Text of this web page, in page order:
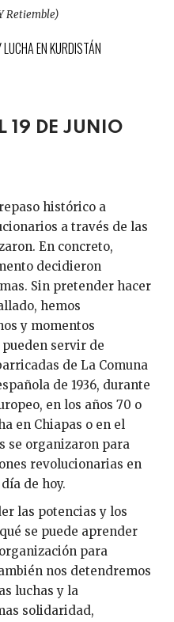
Retiemble)
EN KURDISTÁN
19 DE JUNIO
histórico a
a través de las
En concreto,
decidieron
Sin pretender hacer
hemos
y momentos
servir de
de La Comuna
de 1936, durante
en los años 70 o
en Chiapas o en el
se organizaron para
revolucionarias en
de hoy.
las potencias y los
se puede aprender
para
nos detendremos
luchas y la
solidaridad,